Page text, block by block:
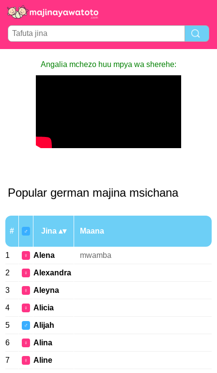
Angalia mchezo huu mpya wa sherehe:
Popular german majina msichana
# ♂ Jina Maana
1 ♀ Alena mwamba
2 ♀ Alexandra
3 ♀ Aleyna
4 ♀ Alicia
5 ♂ Alijah
6 ♀ Alina
7 ♀ Aline